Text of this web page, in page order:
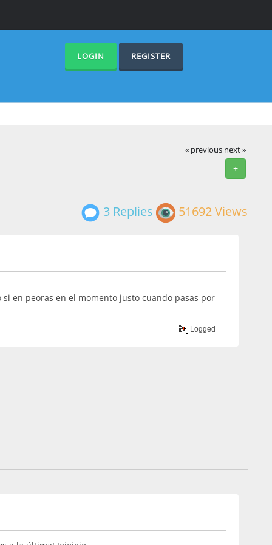
LOGIN REGISTER
« previous next »
+
3 Replies 51692 Views
en peoras en el momento justo cuando pasas por
Logged